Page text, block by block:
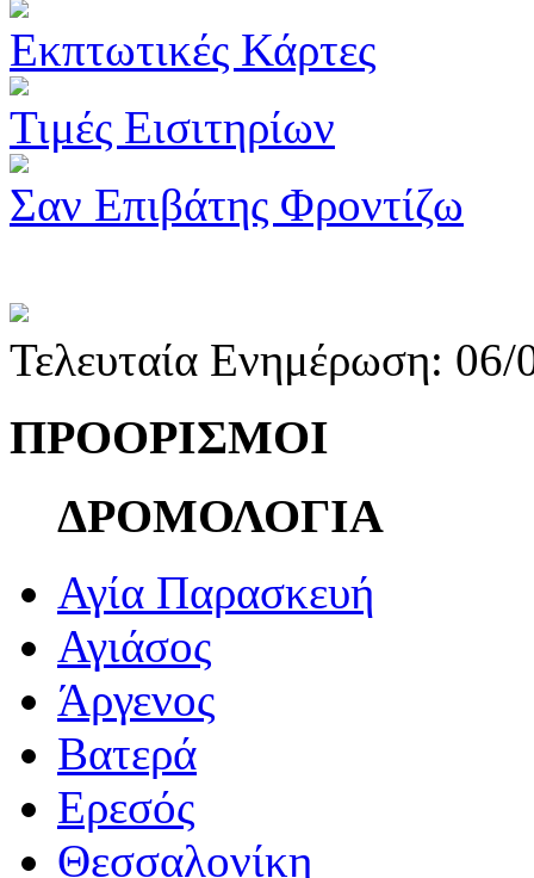
Εκπτωτικές Κάρτες
Τιμές Εισιτηρίων
Σαν Επιβάτης Φροντίζω
Τελευταία Ενημέρωση:
ΠΡΟΟΡΙΣΜΟΙ
ΔΡΟΜΟΛΟΓΙΑ
Αγία Παρασκευή
Αγιάσος
Άργενος
Βατερά
Ερεσός
Θεσσαλονίκη